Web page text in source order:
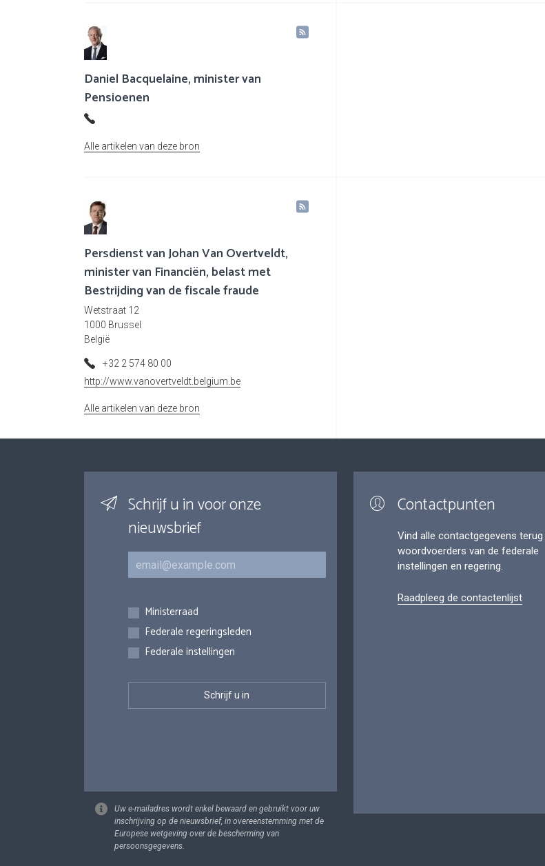
Daniel Bacquelaine, minister van
Pensioenen
Alle artikelen van deze bron
Persdienst van Johan Van Overtveldt,
minister van Financiën, belast met
Bestrijding van de fiscale fraude
Wetstraat 12
1000 Brussel
België
+32 2 574 80 00
http://www.vanovertveldt.belgium.be
Alle artikelen van deze bron
Schrijf u in voor onze
nieuwsbrief
E-mail
Inschrijvingen
Ministerraad
Federale regeringsleden
Federale instellingen
Uw e-mailadres wordt enkel bewaard en gebruikt voor uw
inschrijving op de nieuwsbrief, in overeenstemming met de
Europese wetgeving over de bescherming van
persoonsgegevens.
Contactpunten
Vind alle contactgegevens terug
woordvoerders van de federale
instellingen en regering.
Raadpleeg de contactenlijst